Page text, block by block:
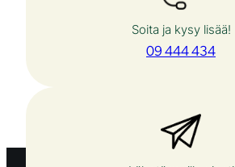
Soita ja kysy lisää!
09 444 434